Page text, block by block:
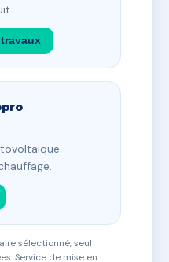
sélectionné, seul
Service de mise en